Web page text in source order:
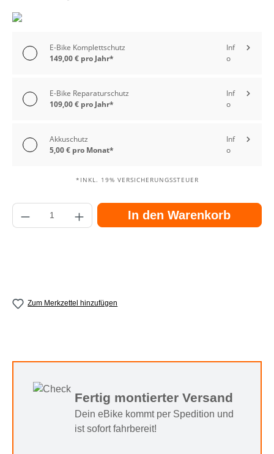
E-Bike Komplettschutz
149,00 € pro Jahr*
Inf
o
E-Bike Reparaturschutz
109,00 € pro Jahr*
Inf
o
Akkuschutz
5,00 € pro Monat*
Inf
o
*INKL. 19% VERSICHERUNGSSTEUER
Produkt Anzahl: Gib den gewünschten Wert ein oder benutze die
In den Warenkorb
Zum Merkzettel hinzufügen
Fertig montierter Versand
Dein eBike kommt per Spedition und
ist sofort fahrbereit!